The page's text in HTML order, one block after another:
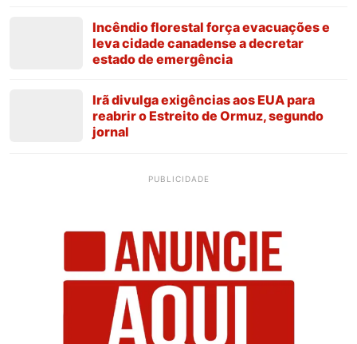
Incêndio florestal força evacuações e
leva cidade canadense a decretar
estado de emergência
Irã divulga exigências aos EUA para
reabrir o Estreito de Ormuz, segundo
jornal
PUBLICIDADE